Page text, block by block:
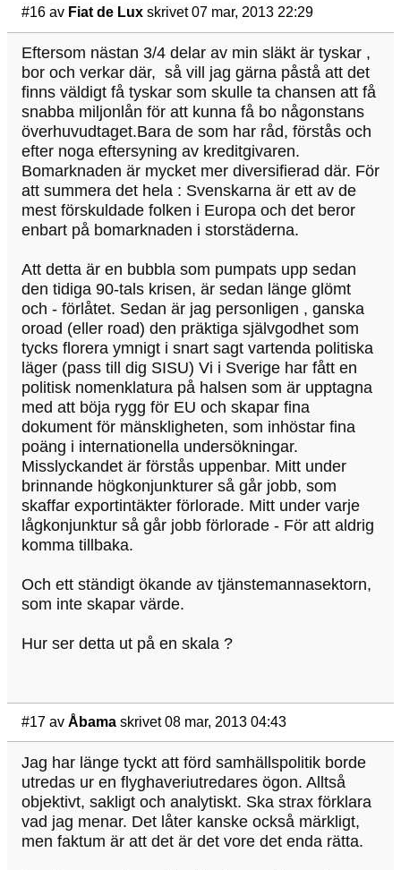
#16 av Fiat de Lux skrivet 07 mar, 2013 22:29
Eftersom nästan 3/4 delar av min släkt är tyskar ,
bor och verkar där, så vill jag gärna påstå att det
finns väldigt få tyskar som skulle ta chansen att få
snabba miljonlån för att kunna få bo någonstans
överhuvudtaget.Bara de som har råd, förstås och
efter noga eftersyning av kreditgivaren.
Bomarknaden är mycket mer diversifierad där. För
att summera det hela : Svenskarna är ett av de
mest förskuldade folken i Europa och det beror
enbart på bomarknaden i storstäderna.
Att detta är en bubbla som pumpats upp sedan
den tidiga 90-tals krisen, är sedan länge glömt
och - förlåtet. Sedan är jag personligen , ganska
oroad (eller road) den präktiga självgodhet som
tycks florera ymnigt i snart sagt vartenda politiska
läger (pass till dig SISU) Vi i Sverige har fått en
politisk nomenklatura på halsen som är upptagna
med att böja rygg för EU och skapar fina
dokument för mänskligheten, som inhöstar fina
poäng i internationella undersökningar.
Misslyckandet är förstås uppenbar. Mitt under
brinnande högkonjunkturer så går jobb, som
skaffar exportintäkter förlorade. Mitt under varje
lågkonjunktur så går jobb förlorade - För att aldrig
komma tillbaka.
Och ett ständigt ökande av tjänstemannasektorn,
som inte skapar värde.
Hur ser detta ut på en skala ?
#17 av Åbama skrivet 08 mar, 2013 04:43
Jag har länge tyckt att förd samhällspolitik borde
utredas ur en flyghaveriutredares ögon. Alltså
objektivt, sakligt och analytiskt. Ska strax förklara
vad jag menar. Det låter kanske också märkligt,
men faktum är att det är det vore det enda rätta.